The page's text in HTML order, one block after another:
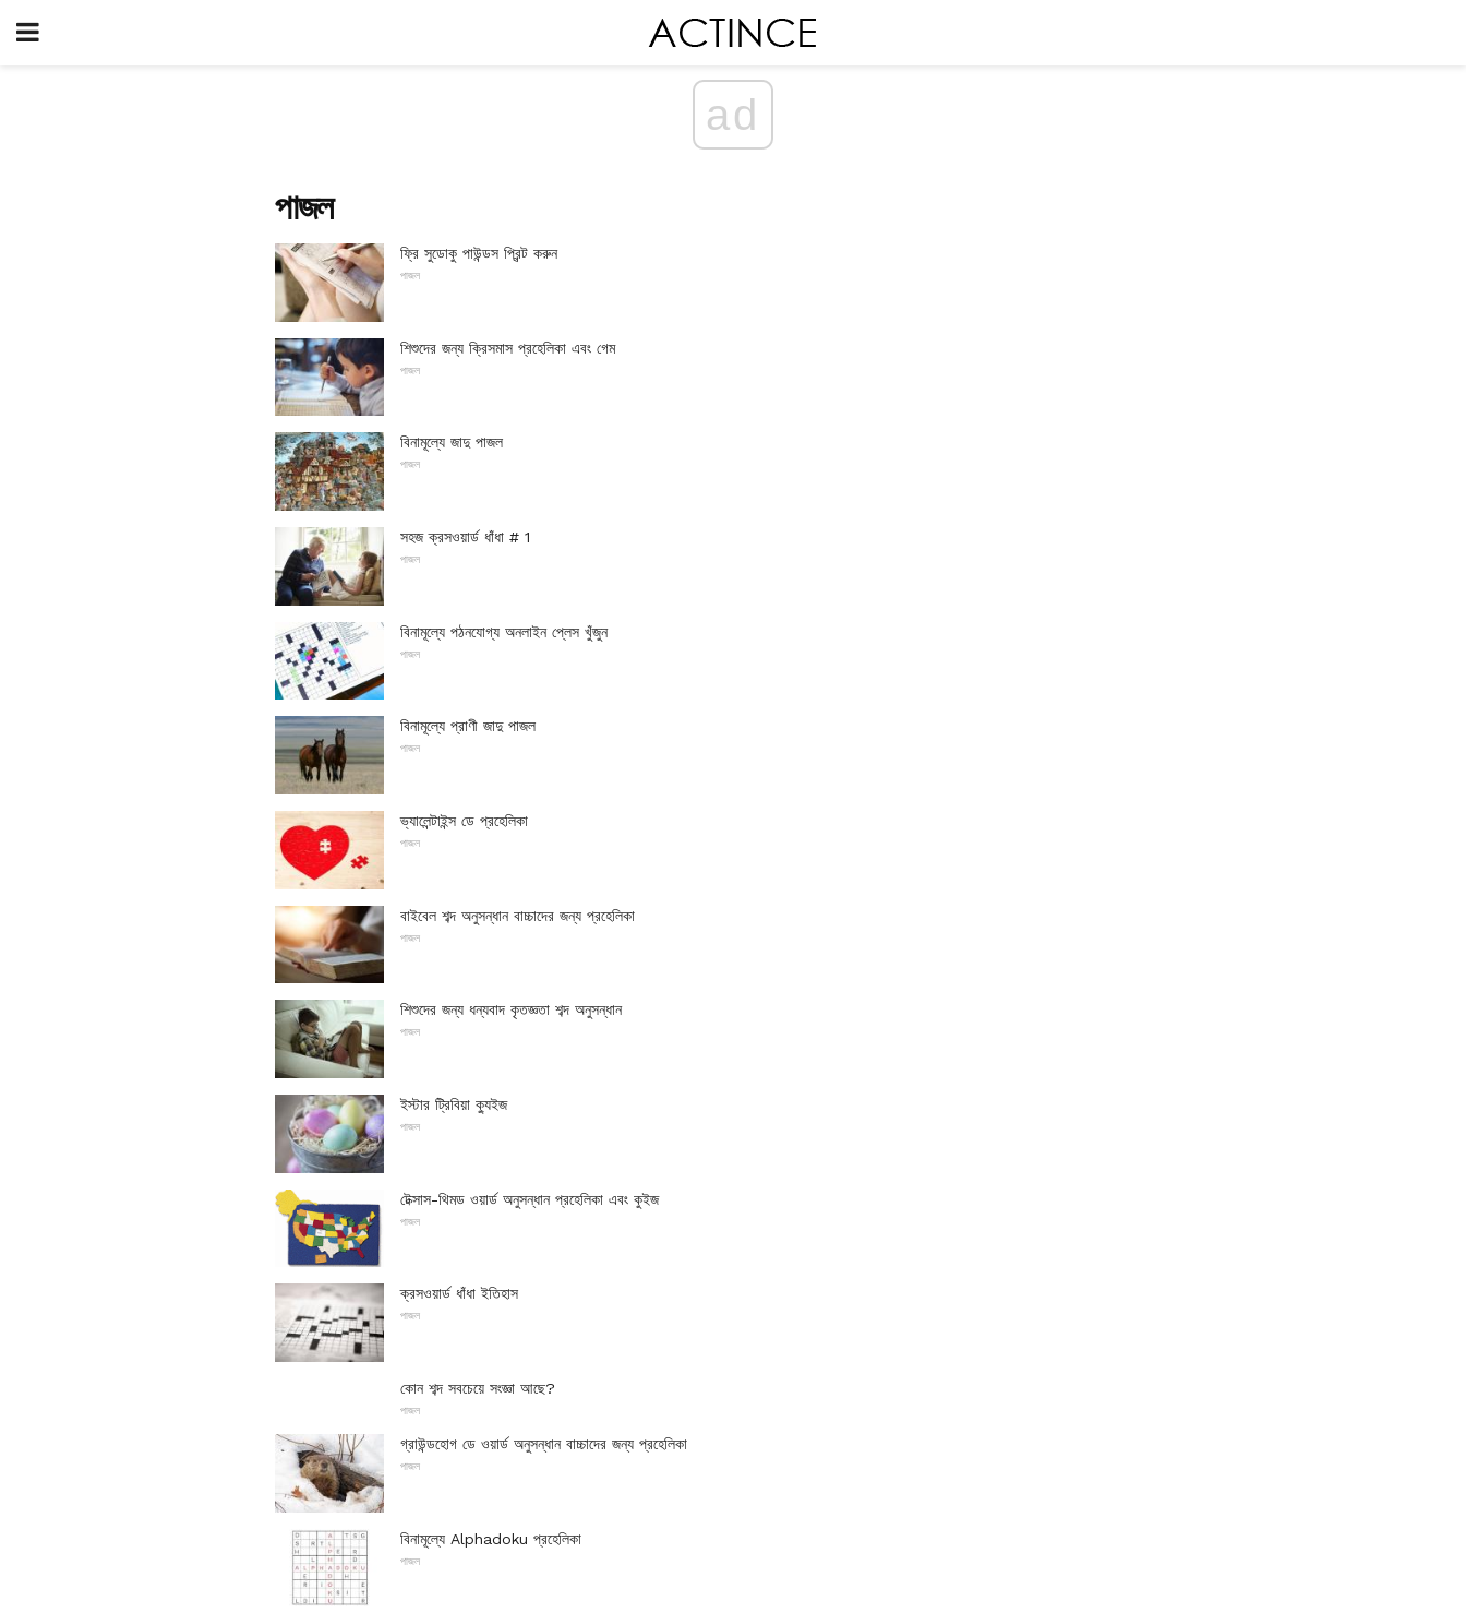
ad
পাজল
ফ্রি সুডোকু পাউন্ডস প্রিন্ট করুন
পাজল
শিশুদের জন্য ক্রিসমাস প্রহেলিকা এবং গেম
পাজল
বিনামূল্যে জাদু পাজল
পাজল
সহজ ক্রসওয়ার্ড ধাঁধা # 1
পাজল
বিনামূল্যে পঠনযোগ্য অনলাইন প্লেস খুঁজুন
পাজল
বিনামূল্যে প্রাণী জাদু পাজল
পাজল
ভ্যালেন্টাইন্স ডে প্রহেলিকা
পাজল
বাইবেল শব্দ অনুসন্ধান বাচ্চাদের জন্য প্রহেলিকা
পাজল
শিশুদের জন্য ধন্যবাদ কৃতজ্ঞতা শব্দ অনুসন্ধান
পাজল
ইস্টার ট্রিবিয়া ক্যুইজ
পাজল
টেক্সাস-থিমড ওয়ার্ড অনুসন্ধান প্রহেলিকা এবং কুইজ
পাজল
ক্রসওয়ার্ড ধাঁধা ইতিহাস
পাজল
কোন শব্দ সবচেয়ে সংজ্ঞা আছে?
পাজল
গ্রাউন্ডহোগ ডে ওয়ার্ড অনুসন্ধান বাচ্চাদের জন্য প্রহেলিকা
পাজল
বিনামূল্যে Alphadoku প্রহেলিকা
পাজল